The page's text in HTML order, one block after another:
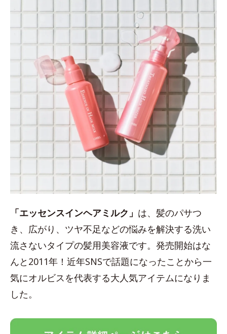
「エッセンスインヘアミルク」 は、髪のパサつ
き、広がり、ツヤ不足などの悩みを解決する洗い
流さないタイプの髪用美容液です。発売開始はな
んと2011年！近年SNSで話題になったことから一
気にオルビスを代表する大人気アイテムになりま
した。